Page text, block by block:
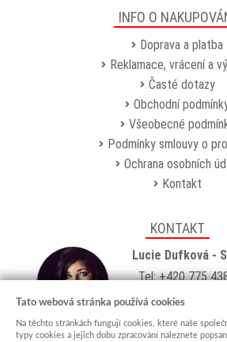
INFO O
Doprava a platba
Reklamace, vrácení a
Časté dotazy
Obchodní
Všeobecné
Podmínky smlouvy o
Ochrana osobních
Kontakt
KONTAKT
Lucie Dufková -
Tel: +420 775
Email:
Tato webová stránka používá cookies
Na těchto stránkách fungují cookies, které naše
typy cookies a jejich dobu zpracování naleznete